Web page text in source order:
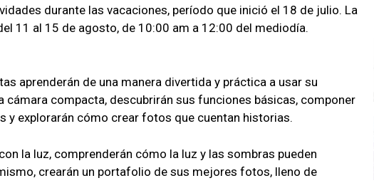
durante las vacaciones, período que inició el 18 de julio. La
del 11 al 15 de agosto, de 10:00 am a 12:00 del mediodía.
aprenderán de una manera divertida y práctica a usar su
cámara compacta, descubrirán sus funciones básicas, componer
y explorarán cómo crear fotos que cuentan historias.
la luz, comprenderán cómo la luz y las sombras pueden
crearán un portafolio de sus mejores fotos, lleno de